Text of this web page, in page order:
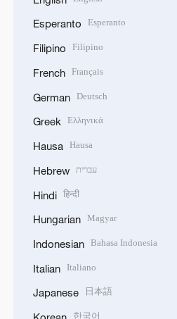
Esperanto Esperanto
Filipino Filipino
French Français
German Deutsch
Greek Ελληνικά
Hausa Hausa
Hebrew עברית
Hindi हिन्दी
Hungarian Magyar
Indonesian Bahasa Indonesia
Italian Italiano
Japanese 日本語
한국어